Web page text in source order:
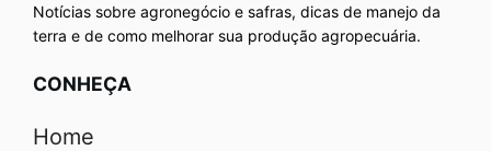
Notícias sobre agronegócio e safras, dicas de manejo da
terra e de como melhorar sua produção agropecuária.
CONHEÇA
Home